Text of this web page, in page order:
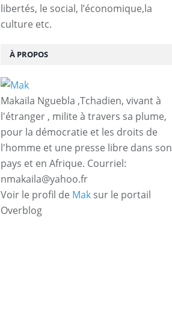
libertés, le social, l’économique,la
culture etc.
À PROPOS
Makaila Nguebla ,Tchadien, vivant à
l'étranger , milite à travers sa plume,
pour la démocratie et les droits de
l'homme et une presse libre dans son
pays et en Afrique. Courriel:
nmakaila@yahoo.fr
Voir le profil de Mak sur le portail
Overblog